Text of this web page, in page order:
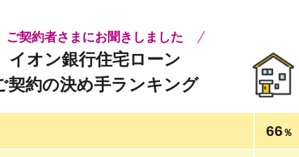
ご契約者さまにお聞きしました
イオン銀行住宅ローン
契約の決め手ランキング
66％